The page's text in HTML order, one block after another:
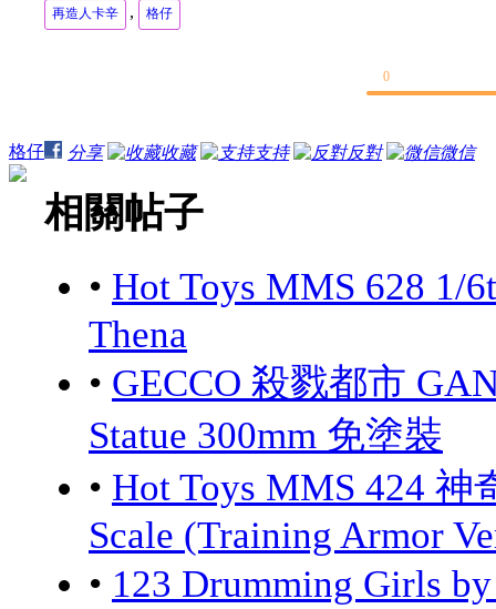
格仔
再造人卡辛 , 格仔
0
分享 收藏 支持 反對 微信
相關帖子
• Hot Toys MMS 628 1/
Thena
• GECCO 殺戮都市
Statue 300mm 免塗裝
• Hot Toys MMS 424 神
Scale (Training Armor
• 123 Drumming Girls